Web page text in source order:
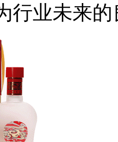
行业未来